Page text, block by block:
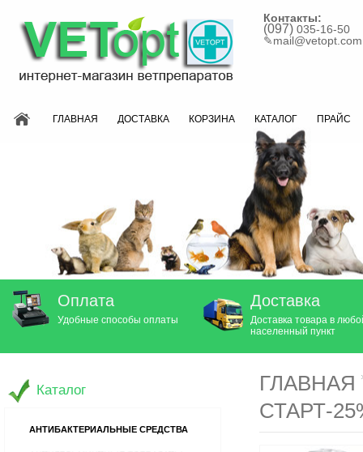
Контакты:
(097) 035-16-50
✎mail@vetopt.com
ГЛАВНАЯ ДОСТАВКА КОРЗИНА КАТАЛОГ ПРАЙС
Оплата
Удобные способы оплаты
Доставка
Доставка товара в
населенный пункт
ГЛАВНАЯ
СТАРТ-
Каталог
АНТИБАКТЕРИАЛЬНЫЕ СРЕДСТВА